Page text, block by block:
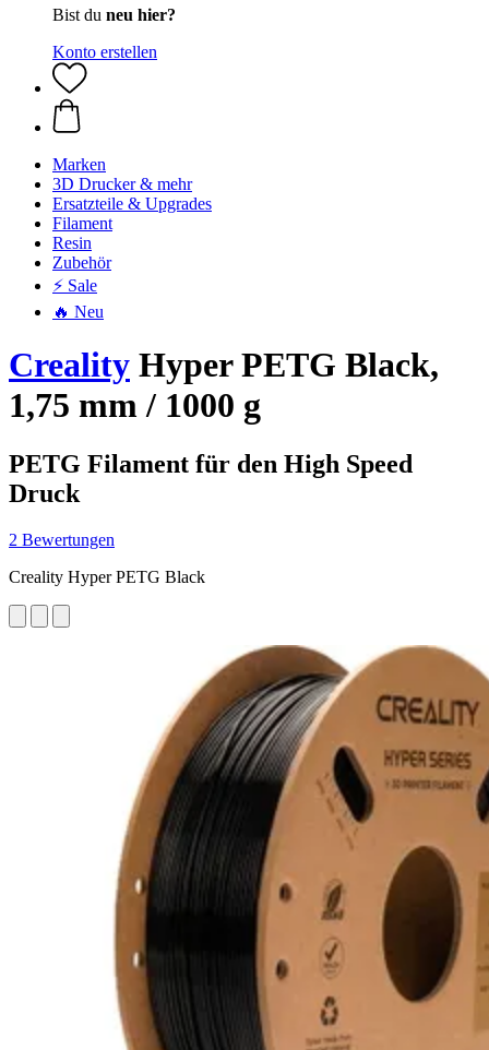
Bist du neu hier?
Konto erstellen
Marken
3D Drucker & mehr
Ersatzteile & Upgrades
Filament
Resin
Zubehör
⚡ Sale
🔥 Neu
Creality Hyper PETG Black,
1,75 mm / 1000 g
PETG Filament für den High Speed
Druck
2 Bewertungen
Creality Hyper PETG Black